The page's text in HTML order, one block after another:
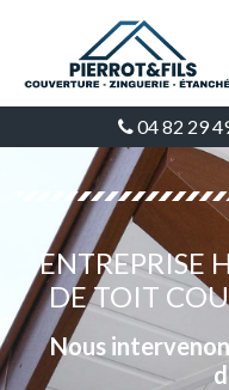
04 82 29
ENTREPRISE
DE TOIT
Nous